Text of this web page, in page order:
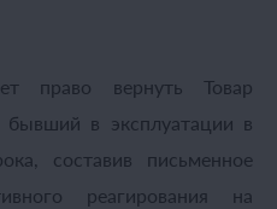
право вернуть Товар
бывший в эксплуатации в
составив письменное
реагирования на